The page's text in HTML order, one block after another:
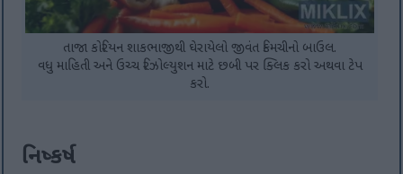
તાજા કોરિયન શાકભાજીથી ઘેરાયેલો જીવંત કિમચીનો બાઉલ.
વધુ માહિતી અને ઉચ્ચ રિઝોલ્યુશન માટે છબી પર ક્લિક કરો અથવા ટેપ
કરો.
નિષ્કર્ષ